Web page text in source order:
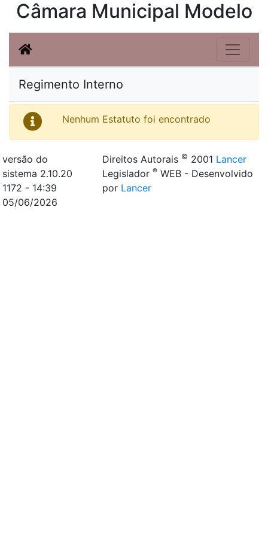
Câmara Municipal Modelo
Regimento Interno
Nenhum Estatuto foi encontrado
Direitos Autorais © 2001 Lancer
Legislador® WEB - Desenvolvido
por Lancer
versão do
sistema 2.10.20
1172 - 14:39
05/06/2026